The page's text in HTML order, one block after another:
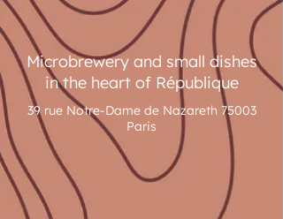
Microbrewery and small dishes
in the heart of République
39 rue Notre-Dame de Nazareth 75003
Paris